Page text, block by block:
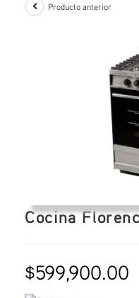
Producto anterior
Cocina
$599,900.00